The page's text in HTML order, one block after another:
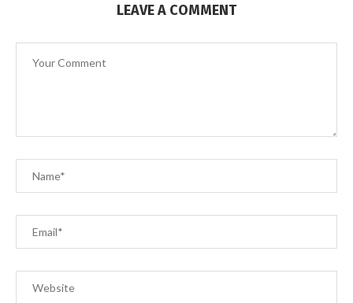
LEAVE A COMMENT